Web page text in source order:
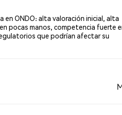
en ONDO: alta valoración inicial, alta
pocas manos, competencia fuerte
que podrían afectar su